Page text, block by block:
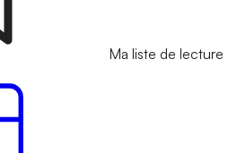
Ma liste de lecture